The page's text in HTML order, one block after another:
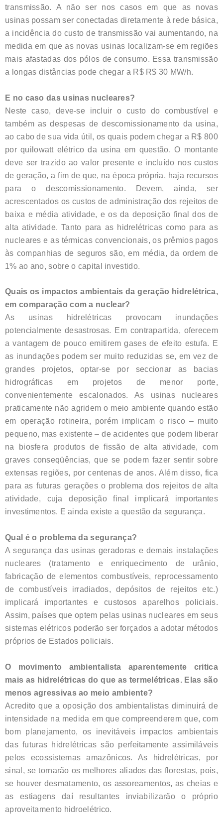
transmissão. A não ser nos casos em que as novas
usinas possam ser conectadas diretamente à rede básica,
a incidência do custo de transmissão vai aumentando, na
medida em que as novas usinas localizam-se em regiões
mais afastadas dos pólos de consumo. Essa transmissão
a longas distâncias pode chegar a R$ R$ 30 MW/h.
E no caso das usinas nucleares?
Neste caso, deve-se incluir o custo do combustível e
também as despesas de descomissionamento da usina,
ao cabo de sua vida útil, os quais podem chegar a R$ 800
por quilowatt elétrico da usina em questão. O montante
deve ser trazido ao valor presente e incluído nos custos
de geração, a fim de que, na época própria, haja recursos
para o descomissionamento. Devem, ainda, ser
acrescentados os custos de administração dos rejeitos de
baixa e média atividade, e os da deposição final dos de
alta atividade. Tanto para as hidrelétricas como para as
nucleares e as térmicas convencionais, os prêmios pagos
às companhias de seguros são, em média, da ordem de
1% ao ano, sobre o capital investido.
Quais os impactos ambientais da geração hidrelétrica,
em comparação com a nuclear?
As usinas hidrelétricas provocam inundações
potencialmente desastrosas. Em contrapartida, oferecem
a vantagem de pouco emitirem gases de efeito estufa. E
as inundações podem ser muito reduzidas se, em vez de
grandes projetos, optar-se por seccionar as bacias
hidrográficas em projetos de menor porte,
convenientemente escalonados. As usinas nucleares
praticamente não agridem o meio ambiente quando estão
em operação rotineira, porém implicam o risco – muito
pequeno, mas existente – de acidentes que podem liberar
na biosfera produtos de fissão de alta atividade, com
graves conseqüências, que se podem fazer sentir sobre
extensas regiões, por centenas de anos. Além disso, fica
para as futuras gerações o problema dos rejeitos de alta
atividade, cuja deposição final implicará importantes
investimentos. E ainda existe a questão da segurança.
Qual é o problema da segurança?
A segurança das usinas geradoras e demais instalações
nucleares (tratamento e enriquecimento de urânio,
fabricação de elementos combustíveis, reprocessamento
de combustíveis irradiados, depósitos de rejeitos etc.)
implicará importantes e custosos aparelhos policiais.
Assim, países que optem pelas usinas nucleares em seus
sistemas elétricos poderão ser forçados a adotar métodos
próprios de Estados policiais.
O movimento ambientalista aparentemente critica
mais as hidrelétricas do que as termelétricas. Elas são
menos agressivas ao meio ambiente?
Acredito que a oposição dos ambientalistas diminuirá de
intensidade na medida em que compreenderem que, com
bom planejamento, os inevitáveis impactos ambientais
das futuras hidrelétricas são perfeitamente assimiláveis
pelos ecossistemas amazônicos. As hidrelétricas, por
sinal, se tornarão os melhores aliados das florestas, pois,
se houver desmatamento, os assoreamentos, as cheias e
as estiagens daí resultantes inviabilizarão o próprio
aproveitamento hidroelétrico.